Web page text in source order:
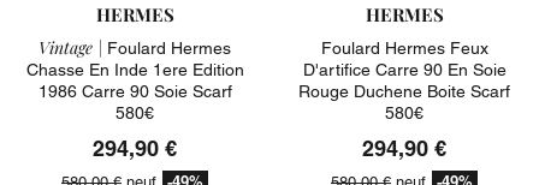
HERMES
Vintage | Foulard Hermes
Chasse En Inde 1ere Edition
1986 Carre 90 Soie Scarf
580€
294,90 €
HERMES
Foulard Hermes Feux
D'artifice Carre 90 En Soie
Rouge Duchene Boite Scarf
580€
294,90 €